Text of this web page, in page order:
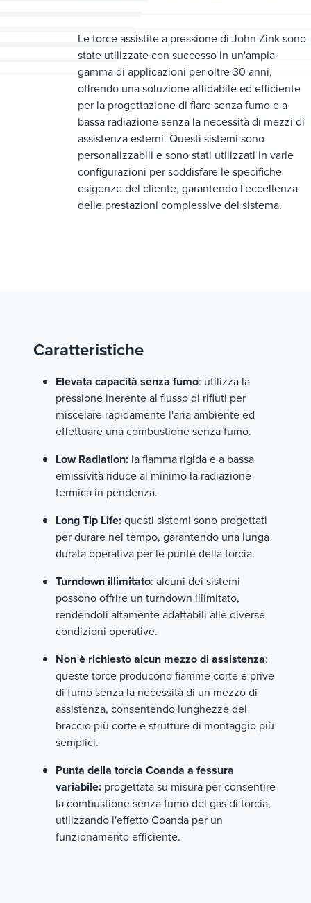
Le torce assistite a pressione di John Zink sono
state utilizzate con successo in un'ampia
gamma di applicazioni per oltre 30 anni,
offrendo una soluzione affidabile ed efficiente
per la progettazione di flare senza fumo e a
bassa radiazione senza la necessità di mezzi di
assistenza esterni. Questi sistemi sono
personalizzabili e sono stati utilizzati in varie
configurazioni per soddisfare le specifiche
esigenze del cliente, garantendo l'eccellenza
delle prestazioni complessive del sistema.
Caratteristiche
Elevata capacità senza fumo: utilizza la
pressione inerente al flusso di rifiuti per
miscelare rapidamente l'aria ambiente ed
effettuare una combustione senza fumo.
Low Radiation: la fiamma rigida e a bassa
emissività riduce al minimo la radiazione
termica in pendenza.
Long Tip Life:questi sistemi sono progettati
per durare nel tempo, garantendo una lunga
durata operativa per le punte della torcia.
Turndown illimitato: alcuni dei sistemi
possono offrire un turndown illimitato,
rendendoli altamente adattabili alle diverse
condizioni operative.
Non è richiesto alcun mezzo di assistenza:
queste torce producono fiamme corte e prive
di fumo senza la necessità di un mezzo di
assistenza, consentendo lunghezze del
braccio più corte e strutture di montaggio più
semplici.
Punta della torcia Coanda a fessura
variabile: progettata su misura per consentire
la combustione senza fumo del gas di torcia,
utilizzando l'effetto Coanda per un
funzionamento efficiente.